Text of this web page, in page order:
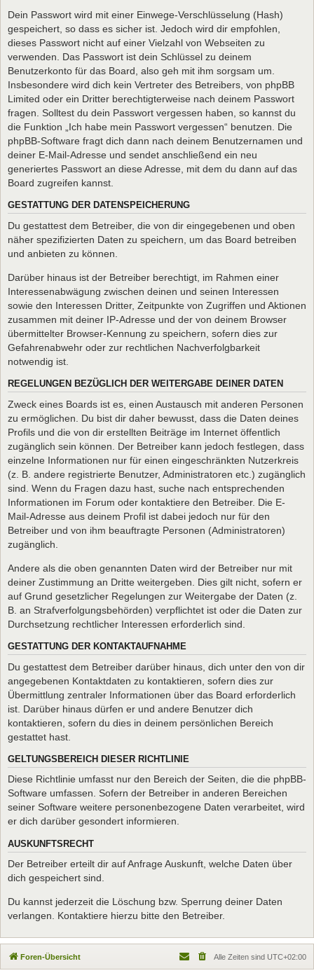
Dein Passwort wird mit einer Einwege-Verschlüsselung (Hash)
gespeichert, so dass es sicher ist. Jedoch wird dir empfohlen,
dieses Passwort nicht auf einer Vielzahl von Webseiten zu
verwenden. Das Passwort ist dein Schlüssel zu deinem
Benutzerkonto für das Board, also geh mit ihm sorgsam um.
Insbesondere wird dich kein Vertreter des Betreibers, von phpBB
Limited oder ein Dritter berechtigterweise nach deinem Passwort
fragen. Solltest du dein Passwort vergessen haben, so kannst du
die Funktion „Ich habe mein Passwort vergessen“ benutzen. Die
phpBB-Software fragt dich dann nach deinem Benutzernamen und
deiner E-Mail-Adresse und sendet anschließend ein neu
generiertes Passwort an diese Adresse, mit dem du dann auf das
Board zugreifen kannst.
GESTATTUNG DER DATENSPEICHERUNG
Du gestattest dem Betreiber, die von dir eingegebenen und oben
näher spezifizierten Daten zu speichern, um das Board betreiben
und anbieten zu können.
Darüber hinaus ist der Betreiber berechtigt, im Rahmen einer
Interessenabwägung zwischen deinen und seinen Interessen
sowie den Interessen Dritter, Zeitpunkte von Zugriffen und Aktionen
zusammen mit deiner IP-Adresse und der von deinem Browser
übermittelter Browser-Kennung zu speichern, sofern dies zur
Gefahrenabwehr oder zur rechtlichen Nachverfolgbarkeit
notwendig ist.
REGELUNGEN BEZÜGLICH DER WEITERGABE DEINER DATEN
Zweck eines Boards ist es, einen Austausch mit anderen Personen
zu ermöglichen. Du bist dir daher bewusst, dass die Daten deines
Profils und die von dir erstellten Beiträge im Internet öffentlich
zugänglich sein können. Der Betreiber kann jedoch festlegen, dass
einzelne Informationen nur für einen eingeschränkten Nutzerkreis
(z. B. andere registrierte Benutzer, Administratoren etc.) zugänglich
sind. Wenn du Fragen dazu hast, suche nach entsprechenden
Informationen im Forum oder kontaktiere den Betreiber. Die E-
Mail-Adresse aus deinem Profil ist dabei jedoch nur für den
Betreiber und von ihm beauftragte Personen (Administratoren)
zugänglich.
Andere als die oben genannten Daten wird der Betreiber nur mit
deiner Zustimmung an Dritte weitergeben. Dies gilt nicht, sofern er
auf Grund gesetzlicher Regelungen zur Weitergabe der Daten (z.
B. an Strafverfolgungsbehörden) verpflichtet ist oder die Daten zur
Durchsetzung rechtlicher Interessen erforderlich sind.
GESTATTUNG DER KONTAKTAUFNAHME
Du gestattest dem Betreiber darüber hinaus, dich unter den von dir
angegebenen Kontaktdaten zu kontaktieren, sofern dies zur
Übermittlung zentraler Informationen über das Board erforderlich
ist. Darüber hinaus dürfen er und andere Benutzer dich
kontaktieren, sofern du dies in deinem persönlichen Bereich
gestattet hast.
GELTUNGSBEREICH DIESER RICHTLINIE
Diese Richtlinie umfasst nur den Bereich der Seiten, die die phpBB-
Software umfassen. Sofern der Betreiber in anderen Bereichen
seiner Software weitere personenbezogene Daten verarbeitet, wird
er dich darüber gesondert informieren.
AUSKUNFTSRECHT
Der Betreiber erteilt dir auf Anfrage Auskunft, welche Daten über
dich gespeichert sind.
Du kannst jederzeit die Löschung bzw. Sperrung deiner Daten
verlangen. Kontaktiere hierzu bitte den Betreiber.
Foren-Übersicht Alle Zeiten sind UTC+02:00